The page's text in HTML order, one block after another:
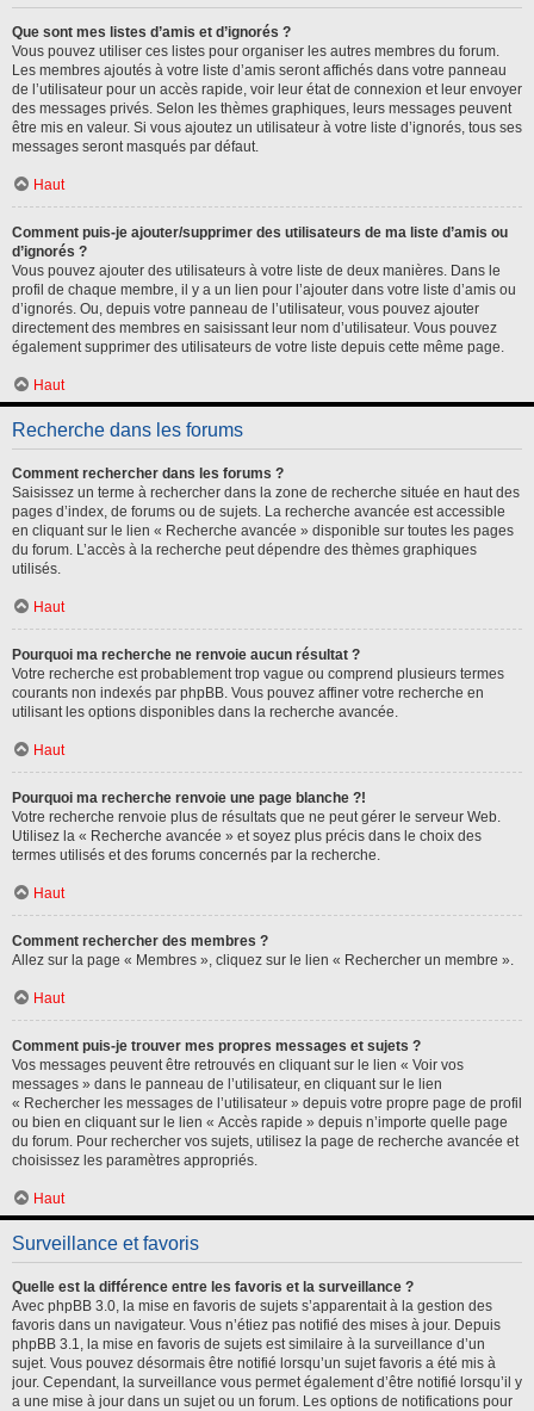
Que sont mes listes d’amis et d’ignorés ?
Vous pouvez utiliser ces listes pour organiser les autres membres du forum.
Les membres ajoutés à votre liste d’amis seront affichés dans votre panneau
de l’utilisateur pour un accès rapide, voir leur état de connexion et leur envoyer
des messages privés. Selon les thèmes graphiques, leurs messages peuvent
être mis en valeur. Si vous ajoutez un utilisateur à votre liste d’ignorés, tous ses
messages seront masqués par défaut.
Haut
Comment puis-je ajouter/supprimer des utilisateurs de ma liste d’amis ou
d’ignorés ?
Vous pouvez ajouter des utilisateurs à votre liste de deux manières. Dans le
profil de chaque membre, il y a un lien pour l’ajouter dans votre liste d’amis ou
d’ignorés. Ou, depuis votre panneau de l’utilisateur, vous pouvez ajouter
directement des membres en saisissant leur nom d’utilisateur. Vous pouvez
également supprimer des utilisateurs de votre liste depuis cette même page.
Haut
Recherche dans les forums
Comment rechercher dans les forums ?
Saisissez un terme à rechercher dans la zone de recherche située en haut des
pages d’index, de forums ou de sujets. La recherche avancée est accessible
en cliquant sur le lien « Recherche avancée » disponible sur toutes les pages
du forum. L’accès à la recherche peut dépendre des thèmes graphiques
utilisés.
Haut
Pourquoi ma recherche ne renvoie aucun résultat ?
Votre recherche est probablement trop vague ou comprend plusieurs termes
courants non indexés par phpBB. Vous pouvez affiner votre recherche en
utilisant les options disponibles dans la recherche avancée.
Haut
Pourquoi ma recherche renvoie une page blanche ?!
Votre recherche renvoie plus de résultats que ne peut gérer le serveur Web.
Utilisez la « Recherche avancée » et soyez plus précis dans le choix des
termes utilisés et des forums concernés par la recherche.
Haut
Comment rechercher des membres ?
Allez sur la page « Membres », cliquez sur le lien « Rechercher un membre ».
Haut
Comment puis-je trouver mes propres messages et sujets ?
Vos messages peuvent être retrouvés en cliquant sur le lien « Voir vos
messages » dans le panneau de l’utilisateur, en cliquant sur le lien
« Rechercher les messages de l’utilisateur » depuis votre propre page de profil
ou bien en cliquant sur le lien « Accès rapide » depuis n’importe quelle page
du forum. Pour rechercher vos sujets, utilisez la page de recherche avancée et
choisissez les paramètres appropriés.
Haut
Surveillance et favoris
Quelle est la différence entre les favoris et la surveillance ?
Avec phpBB 3.0, la mise en favoris de sujets s’apparentait à la gestion des
favoris dans un navigateur. Vous n’étiez pas notifié des mises à jour. Depuis
phpBB 3.1, la mise en favoris de sujets est similaire à la surveillance d’un
sujet. Vous pouvez désormais être notifié lorsqu’un sujet favoris a été mis à
jour. Cependant, la surveillance vous permet également d’être notifié lorsqu’il y
a une mise à jour dans un sujet ou un forum. Les options de notifications pour